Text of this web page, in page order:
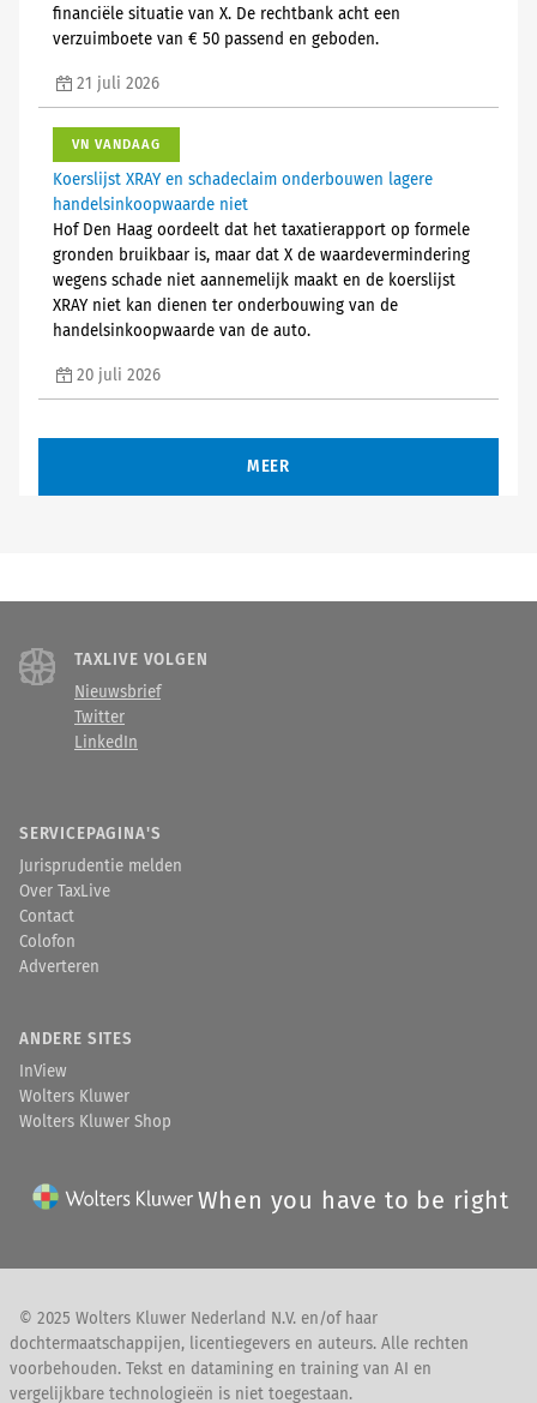
financiële situatie van X. De rechtbank acht een
verzuimboete van € 50 passend en geboden.
21 juli 2026
VN VANDAAG
Koerslijst XRAY en schadeclaim onderbouwen lagere
handelsinkoopwaarde niet
Hof Den Haag oordeelt dat het taxatierapport op formele
gronden bruikbaar is, maar dat X de waardevermindering
wegens schade niet aannemelijk maakt en de koerslijst
XRAY niet kan dienen ter onderbouwing van de
handelsinkoopwaarde van de auto.
20 juli 2026
MEER
TAXLIVE VOLGEN
Nieuwsbrief
Twitter
LinkedIn
SERVICEPAGINA'S
Jurisprudentie melden
Over TaxLive
Contact
Colofon
Adverteren
ANDERE SITES
InView
Wolters Kluwer
Wolters Kluwer Shop
When you have to be right
© 2025 Wolters Kluwer Nederland N.V. en/of haar
dochtermaatschappijen, licentiegevers en auteurs. Alle rechten
voorbehouden. Tekst en datamining en training van AI en
vergelijkbare technologieën is niet toegestaan.